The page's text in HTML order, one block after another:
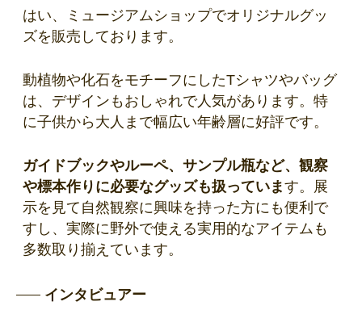
はい、ミュージアムショップでオリジナルグッ
ズを販売しております。
動植物や化石をモチーフにしたTシャツやバッグ
は、デザインもおしゃれで人気があります。特
に子供から大人まで幅広い年齢層に好評です。
ガイドブックやルーペ、サンプル瓶など、観察
や標本作りに必要なグッズも扱っています。展
示を見て自然観察に興味を持った方にも便利で
すし、実際に野外で使える実用的なアイテムも
多数取り揃えています。
インタビュアー